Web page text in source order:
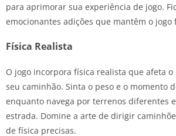
para aprimorar sua experiência de jogo.
emocionantes adições que mantêm o jogo
Física Realista
O jogo incorpora física realista que afeta
seu caminhão. Sinta o peso e o momento
enquanto navega por terrenos diferentes
estrada. Domine a arte de dirigir
de física precisas.